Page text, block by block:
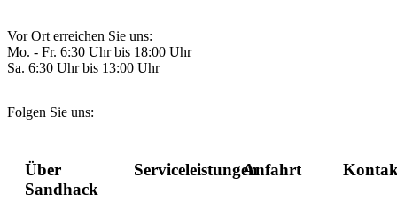
Vor Ort erreichen Sie uns:
Mo. - Fr. 6:30 Uhr bis 18:00 Uhr
Sa. 6:30 Uhr bis 13:00 Uhr
Folgen Sie uns:
Über
Sandhack
ServiceleistungenAnfahrt